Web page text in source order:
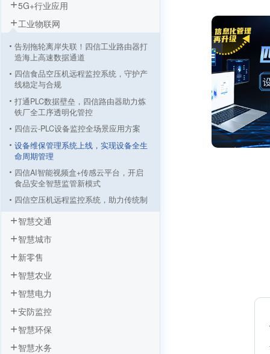
5G+行业应用
工业物联网
告别拖轮离岸失联！四信工业路由器打
造海上高速数据通道
四信食品空压机远程监控系统，守护产
线稳定与合规
打通PLC数据壁垒，四信路由器助力炼
铁厂全工序透明化管控
四信云-PLC设备监控全场景应用方案
设备维保管理系统上线，实现设备全生
命周期管理
四信AI智能视频盒+传感云平台，开启
食品安全智慧监管新模式
四信空压机远程监控系统，助力传统制
基于四信LoRa设备的园区电气设备监控
解决方案
智慧交通
智慧城市
新零售
智慧农业
智慧电力
安防监控
智慧环保
智慧水务
难保障